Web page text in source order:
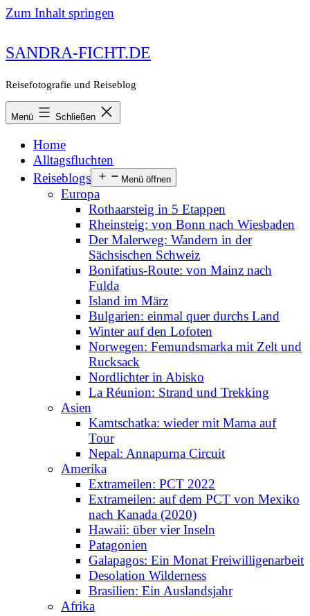
Zum Inhalt springen
SANDRA-FICHT.DE
Reisefotografie und Reiseblog
Menü Schließen
Home
Alltagsfluchten
Reiseblogs
Menü öffnen
Europa
Rothaarsteig in 5 Etappen
Rheinsteig: von Bonn nach Wiesbaden
Der Malerweg: Wandern in der
Sächsischen Schweiz
Bonifatius-Route: von Mainz nach
Fulda
Island im März
Bulgarien: einmal quer durchs Land
Winter auf den Lofoten
Norwegen: Femundsmarka mit Zelt und
Rucksack
Nordlichter in Abisko
La Réunion: Strand und Trekking
Asien
Kamtschatka: wieder mit Mama auf
Tour
Nepal: Annapurna Circuit
Amerika
Extrameilen: PCT 2022
Extrameilen: auf dem PCT von Mexiko
nach Kanada (2020)
Hawaii: über vier Inseln
Patagonien
Galapagos: Ein Monat Freiwilligenarbeit
Desolation Wilderness
Brasilien: Ein Auslandsjahr
Afrika